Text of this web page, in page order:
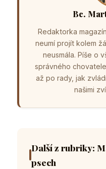
Bc.
Redaktorka
neumí projít kolem
neusmála. Píše o
správného
až po rady, jak
našimi
Další z rubriky:
psech